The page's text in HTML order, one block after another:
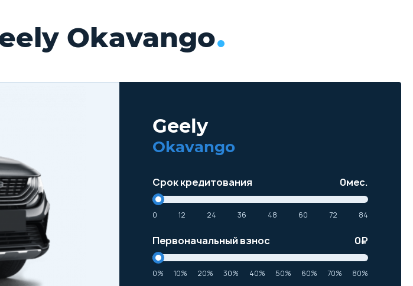
Okavango
Geely
Okavango
Срок кредитования 0мес.
0 12 24 36 48 60 72 84
Первоначальный взнос 0₽
0% 10% 20% 30% 40% 50% 60% 70% 80%